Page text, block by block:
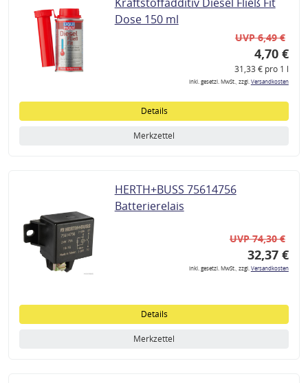
Dose 150 ml
UVP 6,49 €
4,70 €
31,33 € pro 1 l
inkl. gesetzl. MwSt., zzgl.Versandkosten
Details
Merkzettel
HERTH+BUSS 75614756
Batterierelais
UVP 74,30 €
32,37 €
inkl. gesetzl. MwSt., zzgl.Versandkosten
Details
Merkzettel